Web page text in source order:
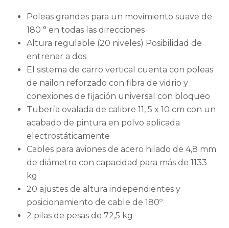
Poleas grandes para un movimiento suave de
180 ° en todas las direcciones
Altura regulable (20 niveles) Posibilidad de
entrenar a dos
El sistema de carro vertical cuenta con poleas
de nailon reforzado con fibra de vidrio y
conexiones de fijación universal con bloqueo
Tubería ovalada de calibre 11, 5 x 10 cm con un
acabado de pintura en polvo aplicada
electrostáticamente
Cables para aviones de acero hilado de 4,8 mm
de diámetro con capacidad para más de 1133
kg
20 ajustes de altura independientes y
posicionamiento de cable de 180º
2 pilas de pesas de 72,5 kg